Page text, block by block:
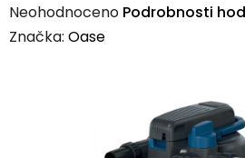
Průměrné
hodnocení
Neohodnoceno Podrobnosti
Značka: Oase